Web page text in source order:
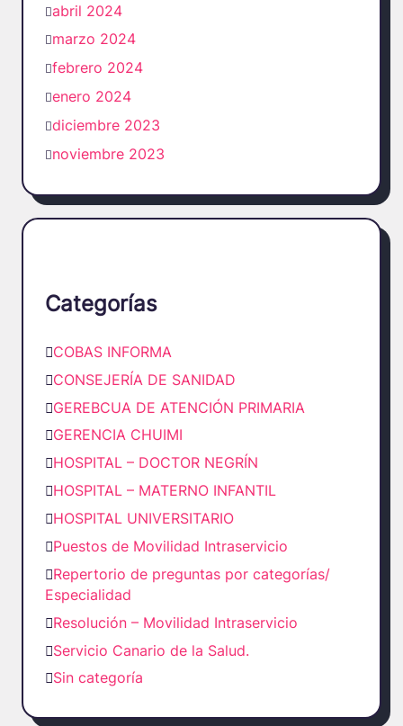
abril 2024
marzo 2024
febrero 2024
enero 2024
diciembre 2023
noviembre 2023
Categorías
COBAS INFORMA
CONSEJERÍA DE SANIDAD
GEREBCUA DE ATENCIÓN PRIMARIA
GERENCIA CHUIMI
HOSPITAL – DOCTOR NEGRÍN
HOSPITAL – MATERNO INFANTIL
HOSPITAL UNIVERSITARIO
Puestos de Movilidad Intraservicio
Repertorio de preguntas por categorías/
Especialidad
Resolución – Movilidad Intraservicio
Servicio Canario de la Salud.
Sin categoría